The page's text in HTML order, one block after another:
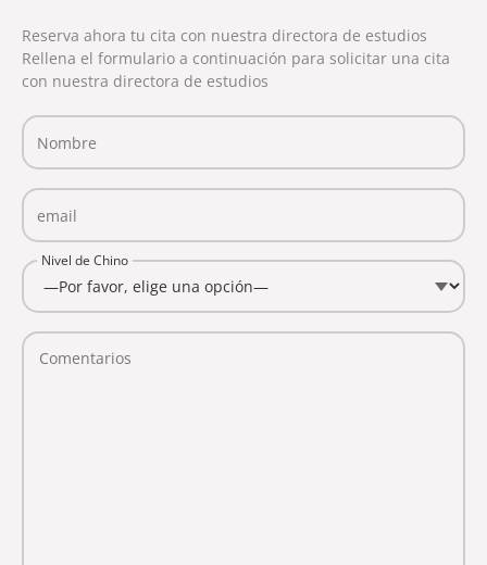
Reserva ahora tu cita con nuestra directora de estudios
Rellena el formulario a continuación para solicitar una cita
con nuestra directora de estudios
Nombre
email
Por favor, deja este campo vacío.
Nivel de Chino